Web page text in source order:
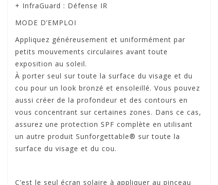
+ InfraGuard : Défense IR
MODE D’EMPLOI
Appliquez généreusement et uniformément par
petits mouvements circulaires avant toute
exposition au soleil.
À porter seul sur toute la surface du visage et du
cou pour un look bronzé et ensoleillé. Vous pouvez
aussi créer de la profondeur et des contours en
vous concentrant sur certaines zones. Dans ce cas,
assurez une protection SPF complète en utilisant
un autre produit Sunforgettable® sur toute la
surface du visage et du cou.
C’est le seul écran solaire à appliquer au pinceau